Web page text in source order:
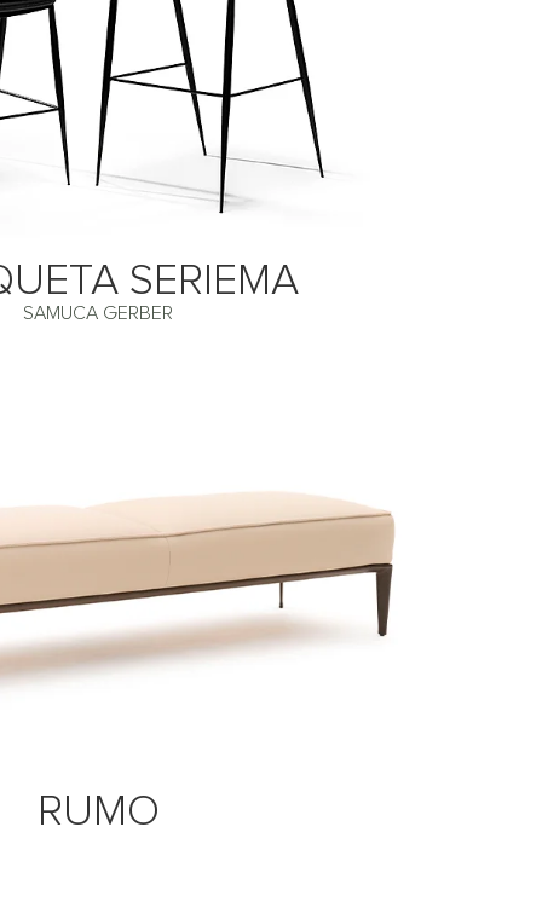
SERIEMA
SAMUCA GERBER
RUMO